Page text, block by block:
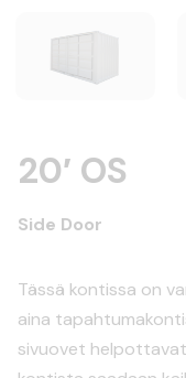
20′ OS
Side Door
Tässä kontissa on
aina
sivuovet